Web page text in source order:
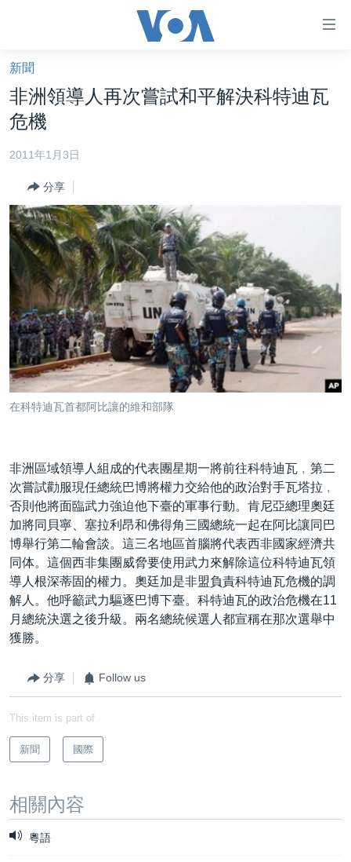
礙
鏈
接
跳
轉
容
跳
到
導
跳
轉
到
檢
美國大選2024
美中關係
海外港人
新聞自由
揭謊頻道
美國
中國
國際
經貿
VOA 60秒 (國際)
美國專訊
視頻存檔
YOUTUBE頻道
時事經緯
新聞音頻
海外港人
港人港心
美國透視
建國史話
廣播節目表
國語
關注我們
其他語言網站
新聞
非洲領導人再次嘗試和平解決科特迪瓦
危機
2011年1月3日
分享
在科特迪瓦首都阿比讓的維和部隊
非洲區域領導人組成的代表團星期一將前往科特迪瓦﹐第二
次嘗試勸服現任總統巴博將權力交給他的政治對手瓦塔拉﹐
否則他將面臨武力強迫他下臺的軍事行動。肯尼亞總理奧廷
加將同貝寧、塞拉利昂和佛得角三國總統一起在阿比讓同巴
博舉行第二輪會談。這三名地區首腦將代表西非國家經濟共
同体。這個西非集團威脅要使用武力來解除這位科特迪瓦領
導人根深蒂固的權力。奧廷加是非盟負責科特迪瓦危機的調
解人。他呼籲武力驅逐巴博下臺。科特迪瓦的政治危機在11
月總統決選之後升級。兩名總統候選人都宣稱在那次選舉中
獲勝。
分享 Follow us
This item is part of
新聞 國際
相關內容
粵語